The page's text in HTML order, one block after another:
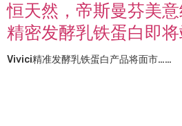
恒天然，帝斯曼芬美意
精密发酵乳铁蛋白即将
Vivici精准发酵乳铁蛋白产品将面市……